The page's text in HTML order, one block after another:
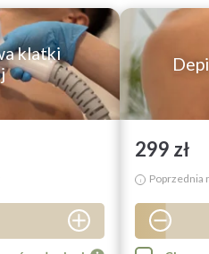
klatki
299 zł
i Poprzednia